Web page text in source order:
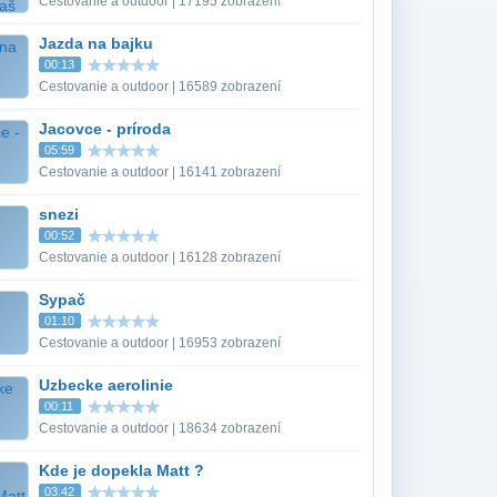
Jazda na bajku
00:13
Cestovanie a outdoor | 16589 zobrazení
Jacovce - príroda
05:59
Cestovanie a outdoor | 16141 zobrazení
snezi
00:52
Cestovanie a outdoor | 16128 zobrazení
Sypač
01:10
Cestovanie a outdoor | 16953 zobrazení
Uzbecke aerolinie
00:11
Cestovanie a outdoor | 18634 zobrazení
Kde je dopekla Matt ?
03:42